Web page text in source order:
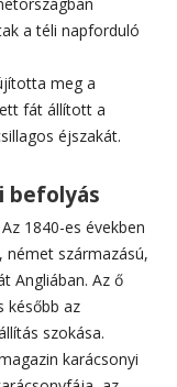
a téli napforduló
meg a
fát állított a
éjszakát.
befolyás
Az 1840-es években
német származású,
Angliában. Az ő
később az
szokása.
karácsonyi